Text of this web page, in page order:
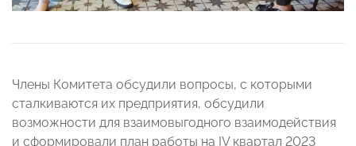
Члены Комитета обсудили вопросы, с которыми
сталкиваются их предприятия, обсудили
возможности для взаимовыгодного взаимодействия
и сформировали план работы на IV квартал 2023